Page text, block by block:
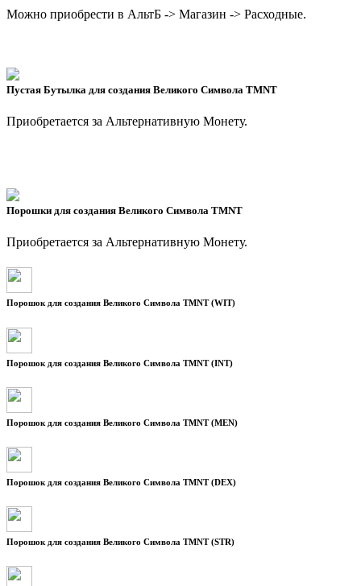
Можно приобрести в АльтБ -> Магазин -> Расходные.
Пустая Бутылка для создания Великого Символа TMNT
Приобретается за Альтернативную Монету.
Порошки для создания Великого Символа TMNT
Приобретается за Альтернативную Монету.
Порошок для создания Великого Символа TMNT (WIT)
Порошок для создания Великого Символа TMNT (INT)
Порошок для создания Великого Символа TMNT (MEN)
Порошок для создания Великого Символа TMNT (DEX)
Порошок для создания Великого Символа TMNT (STR)